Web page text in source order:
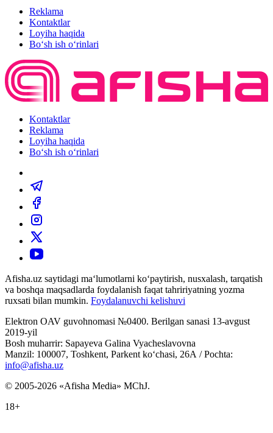
Reklama
Kontaktlar
Loyiha haqida
Bo‘sh ish o‘rinlari
Kontaktlar
Reklama
Loyiha haqida
Bo‘sh ish o‘rinlari
Afisha.uz saytidagi ma‘lumotlarni ko‘paytirish, nusxalash, tarqatish
va boshqa maqsadlarda foydalanish faqat tahririyatning yozma
ruxsati bilan mumkin. Foydalanuvchi kelishuvi
Elektron OAV guvohnomasi №0400. Berilgan sanasi 13-avgust
2019-yil
Bosh muharrir: Sapayeva Galina Vyacheslavovna
Manzil: 100007, Toshkent, Parkent ko‘chasi, 26А / Pochta:
info@afisha.uz
© 2005-2026 «Afisha Media» MChJ.
18+